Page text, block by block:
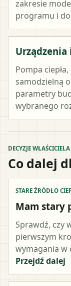
zakresie
programu i
Pompa
samodzielną
parametry
wybranego
DECYZJE
Co dalej
STARE ŹRÓDŁO
Mam stary
Sprawdź, czy
pierwszym
wymagania w
Przejdź dalej